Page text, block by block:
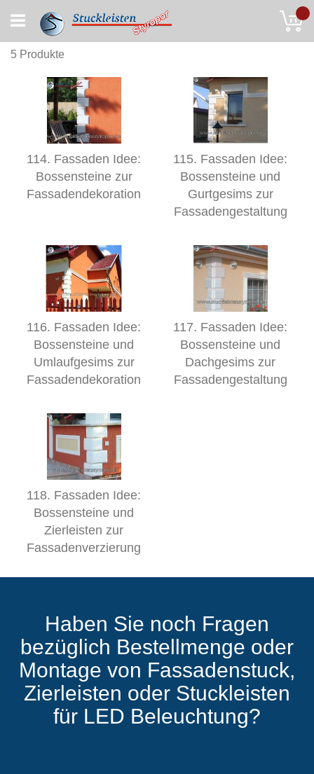
to
Content
5 Produkte
114. Fassaden Idee:
Bossensteine zur
Fassadendekoration
115. Fassaden Idee:
Bossensteine und
Gurtgesims zur
Fassadengestaltung
116. Fassaden Idee:
Bossensteine und
Umlaufgesims zur
Fassadendekoration
117. Fassaden Idee:
Bossensteine und
Dachgesims zur
Fassadengestaltung
118. Fassaden Idee:
Bossensteine und
Zierleisten zur
Fassadenverzierung
Haben Sie noch Fragen
bezüglich Bestellmenge oder
Montage von Fassadenstuck,
Zierleisten oder Stuckleisten
für LED Beleuchtung?